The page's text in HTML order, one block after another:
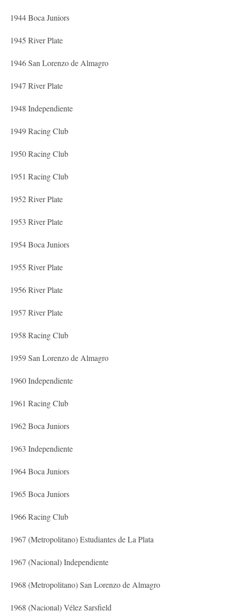
1944 Boca Juniors
1945 River Plate
1946 San Lorenzo de Almagro
1947 River Plate
1948 Independiente
1949 Racing Club
1950 Racing Club
1951 Racing Club
1952 River Plate
1953 River Plate
1954 Boca Juniors
1955 River Plate
1956 River Plate
1957 River Plate
1958 Racing Club
1959 San Lorenzo de Almagro
1960 Independiente
1961 Racing Club
1962 Boca Juniors
1963 Independiente
1964 Boca Juniors
1965 Boca Juniors
1966 Racing Club
1967 (Metropolitano) Estudiantes de La Plata
1967 (Nacional) Independiente
1968 (Metropolitano) San Lorenzo de Almagro
1968 (Nacional) Vélez Sarsfield